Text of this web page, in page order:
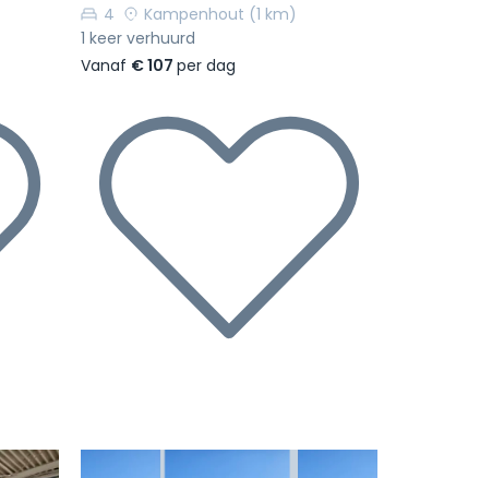
4
Kampenhout (1 km)
1 keer verhuurd
Vanaf € 107per dag